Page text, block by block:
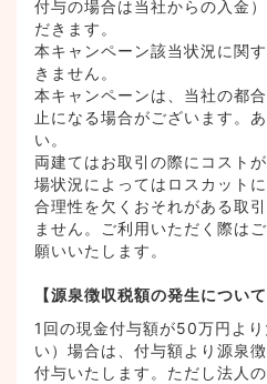
付与の場合は当社からの入金
だきます。⁠
本キャンペーン該当状況に関
きません。⁠
本キャンペーンは、当社の都
止になる場合がございます。
い。
両建てはお取引の際にコスト
場状況によってはロスカット
合理性を欠くおそれがある取
ません。ご利用いただく際は
願いいたします。
【源泉徴収税額の発生について
1回の現金付与額が50万円よ
い）場合は、付与額より源泉
付与いたします。ただし法人